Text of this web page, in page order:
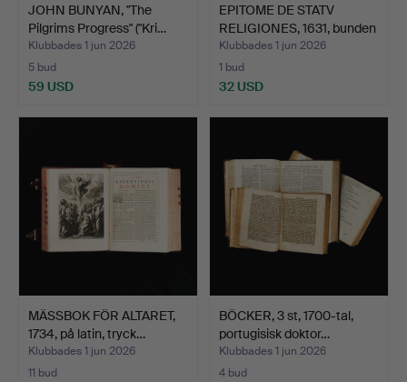
JOHN BUNYAN, "The
Pilgrims Progress" ("Kri…
Klubbades 1 jun 2026
5 bud
59 USD
EPITOME DE STATV
RELIGIONES, 1631, bunden
…
Klubbades 1 jun 2026
1 bud
32 USD
MÄSSBOK FÖR ALTARET,
1734, på latin, tryck…
Klubbades 1 jun 2026
11 bud
BÖCKER, 3 st, 1700-tal,
portugisisk doktor…
Klubbades 1 jun 2026
4 bud